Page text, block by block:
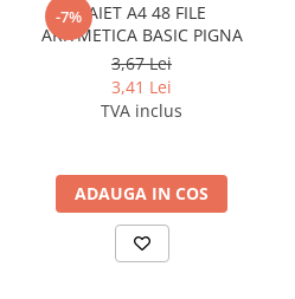
-7%CAIET A4 48 FILE
ARITMETICA BASIC PIGNA
3,67 Lei
3,41 Lei
TVA inclus
ADAUGA IN COS